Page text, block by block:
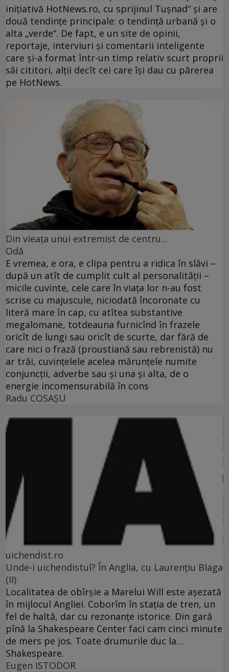
iniţiativă HotNews.ro, cu sprijinul Tuşnad“ şi are
două tendinţe principale: o tendinţă urbană şi o
alta „verde“. De fapt, e un site de opinii,
reportaje, interviuri şi comentarii inteligente
care şi-a format într-un timp relativ scurt proprii
săi cititori, alţii decît cei care îşi dau cu părerea
pe HotNews.
Din vieaţa unui extremist de centru...
Odă
E vremea, e ora, e clipa pentru a ridica în slăvi –
după un atît de cumplit cult al personalităţii –
micile cuvinte, cele care în viaţa lor n-au fost
scrise cu majuscule, niciodată încoronate cu
literă mare în cap, cu atîtea substantive
megalomane, totdeauna furnicînd în frazele
oricît de lungi sau oricît de scurte, dar fără de
care nici o frază (proustiană sau rebrenistă) nu
ar trăi, cuvinţelele acelea mărunţele numite
conjuncţii, adverbe sau şi una şi alta, de o
energie incomensurabilă în cons
Radu COSAŞU
uichendist.ro
Unde-i uichendistul? În Anglia, cu Laurenţiu Blaga
(II)
Localitatea de obîrşie a Marelui Will este aşezată
în mijlocul Angliei. Coborîm în staţia de tren, un
fel de haltă, dar cu rezonanţe istorice. Din gară
pînă la Shakespeare Center faci cam cinci minute
de mers pe jos. Toate drumurile duc la…
Shakespeare.
Eugen ISTODOR